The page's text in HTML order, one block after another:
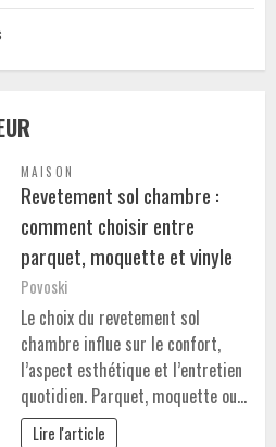
MAISON
Revetement sol chambre :
comment choisir entre
parquet, moquette et vinyle
Povoski
Le choix du revetement sol
chambre influe sur le confort,
l’aspect esthétique et l’entretien
quotidien. Parquet, moquette ou…
Lire l'article